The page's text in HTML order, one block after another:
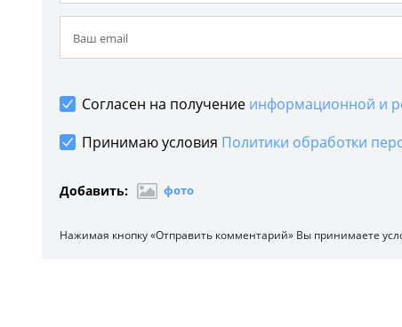
Согласен на получение информационной и
Принимаю условия Политики обработки
Добавить: фото
Нажимая кнопку «Отправить комментарий» Вы принимаете